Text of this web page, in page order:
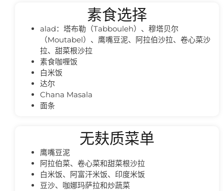
素食选择
alad：塔布勒（Tabbouleh）、穆塔贝尔
（Moutabel）、鹰嘴豆泥、阿拉伯沙拉、卷心菜沙
拉、甜菜根沙拉
素食咖喱饭
白米饭
达尔
Chana Masala
面条
无麸质菜单
鹰嘴豆泥
阿拉伯菜、卷心菜和甜菜根沙拉
白米饭、阿富汗米饭、印度米饭
豆沙、咖娜玛萨拉和炒蔬菜